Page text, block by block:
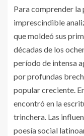
Para comprender la
imprescindible
que moldeó sus
décadas de los
período de intensa
por profundas
popular creciente.
encontró en la
trinchera. Las
poesía social